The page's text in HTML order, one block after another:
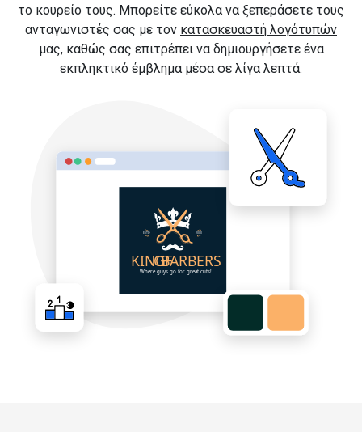
το κουρείο τους. Μπορείτε εύκολα να ξεπεράσετε τους
ανταγωνιστές σας με τον κατασκευαστή λογότυπών
μας, καθώς σας επιτρέπει να δημιουργήσετε ένα
εκπληκτικό έμβλημα μέσα σε λίγα λεπτά.